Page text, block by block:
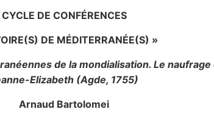
CYCLE DE CONFÉRENCES
DE MÉDITERRANÉE(S) »
de la mondialisation. Le naufrage
Elizabeth (Agde, 1755)
Arnaud Bartolomei